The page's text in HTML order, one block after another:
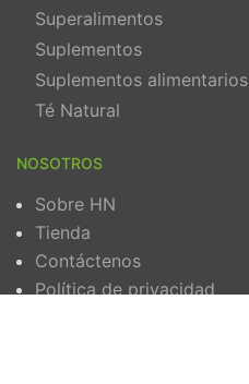
Superalimentos
Suplementos
Suplementos alimentarios
Té Natural
NOSOTROS
Sobre HN
Tienda
Contáctenos
Política de privacidad